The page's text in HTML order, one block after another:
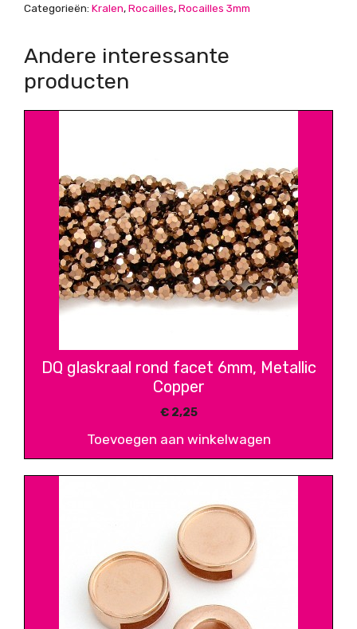
Categorieën: Kralen,Rocailles,Rocailles 3mm
Andere interessante
producten
DQ glaskraal rond facet 6mm, Metallic
Copper
€2,25
Toevoegen aan winkelwagen